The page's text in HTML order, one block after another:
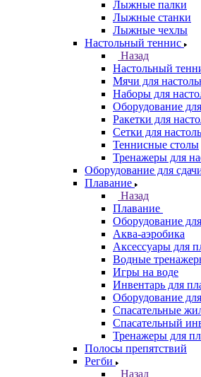
Лыжные палки
Лыжные станки
Лыжные чехлы
Настольный теннис
Назад
Настольный
Мячи для
Наборы для
Оборудование
Ракетки для
Сетки для
Теннисные столы
Тренажеры для
Оборудование для
Плавание
Назад
Плавание
Оборудование
Аква-аэробика
Аксессуары для
Водные
Игры на воде
Инвентарь для
Оборудование
Спасательные
Спасательный
Тренажеры для
Полосы препятствий
Регби
Назад